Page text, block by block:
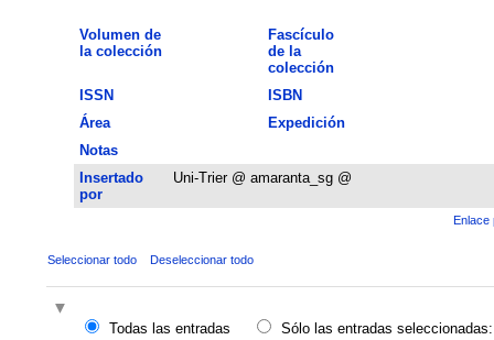
Volumen de
la colección
Fascículo
de la
colección
ISSN
ISBN
Área
Expedición
Notas
Insertado
por
Uni-Trier @ amaranta_sg @
Enlace
Seleccionar todo Deseleccionar todo
Todas las entradas
Sólo las entradas seleccionadas: